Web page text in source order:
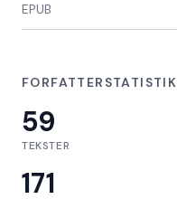
EPUB
FORFATTERSTATISTIK
59
TEKSTER
171